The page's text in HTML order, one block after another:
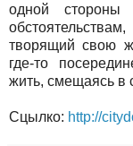
одной стороны
творящий свою
где-то
жить, смещаясь в
Сцылко: http://